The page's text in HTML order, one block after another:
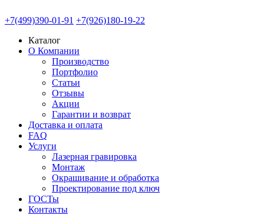
+7(499)390-01-91 +7(926)180-19-22
Каталог
О Компании
Производство
Портфолио
Статьи
Отзывы
Акции
Гарантии и возврат
Доставка и оплата
FAQ
Услуги
Лазерная гравировка
Монтаж
Окрашивание и обработка
Проектирование под ключ
ГОСТы
Контакты